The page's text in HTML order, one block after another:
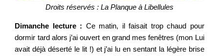
Droits réservés : La Planque à Libellules
Dimanche lecture : Ce matin, il faisait trop chaud pour
dormir tard alors j’ai ouvert en grand mes fenêtres (mon Lui
avait déjà déserté le lit !) et j’ai lu en sentant la légère brise